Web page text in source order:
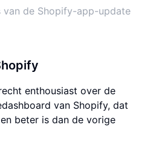
van de Shopify-app-update
enthousiast over de
van Shopify, dat
beter is dan de vorige